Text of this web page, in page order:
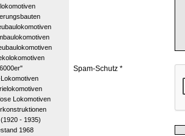
Lokomotiven
- 1935)
1968
Spam-Schutz *